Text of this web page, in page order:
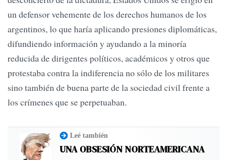
un defensor vehemente de los derechos humanos de los
argentinos, lo que haría aplicando presiones diplomáticas,
difundiendo información y ayudando a la minoría
reducida de dirigentes políticos, académicos y otros que
protestaba contra la indiferencia no sólo de los militares
sino también de buena parte de la sociedad civil frente a
los crímenes que se perpetuaban.
Leé también
UNA OBSESIÓN NORTEAMERICANA